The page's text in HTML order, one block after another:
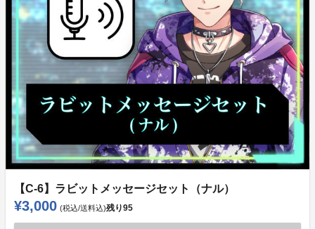
【C-6】ラビットメッセージセット（ナル）
¥3,000 (税込/送料込)残り95